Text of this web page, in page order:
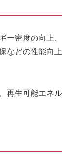
ー密度の向上、
などの性能向上
再生可能エネル